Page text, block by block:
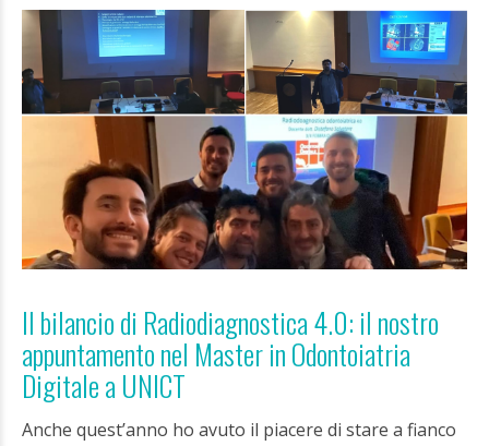
Il bilancio di Radiodiagnostica 4.0: il nostro
appuntamento nel Master in Odontoiatria
Digitale a UNICT
Anche quest’anno ho avuto il piacere di stare a fianco